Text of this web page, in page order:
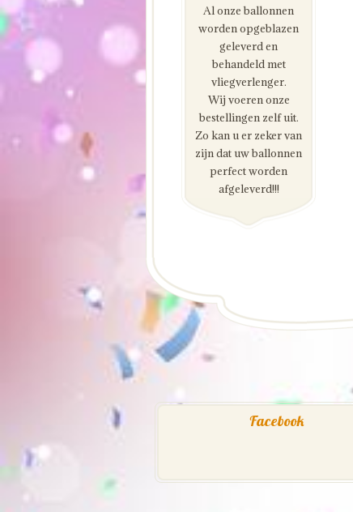
Al onze ballonnen
worden opgeblazen
geleverd en
behandeld met
vliegverlenger.
Wij voeren onze
bestellingen zelf uit.
Zo kan u er zeker van
zijn dat uw ballonnen
perfect worden
afgeleverd!!!
Facebook